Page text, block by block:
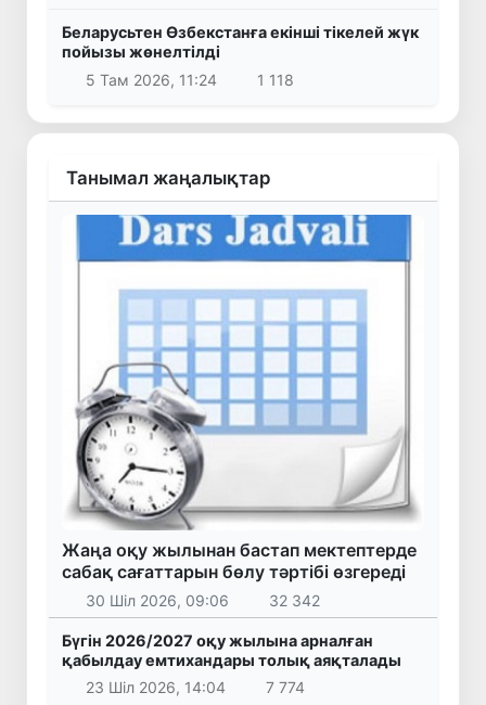
Беларусьтен Өзбекстанға екінші тікелей жүк
пойызы жөнелтілді
5 Там 2026, 11:24
1 118
Танымал жаңалықтар
Жаңа оқу жылынан бастап мектептерде
сабақ сағаттарын бөлу тәртібі өзгереді
30 Шіл 2026, 09:06 32 342
Бүгін 2026/2027 оқу жылына арналған
қабылдау емтихандары толық аяқталады
23 Шіл 2026, 14:04
7 774